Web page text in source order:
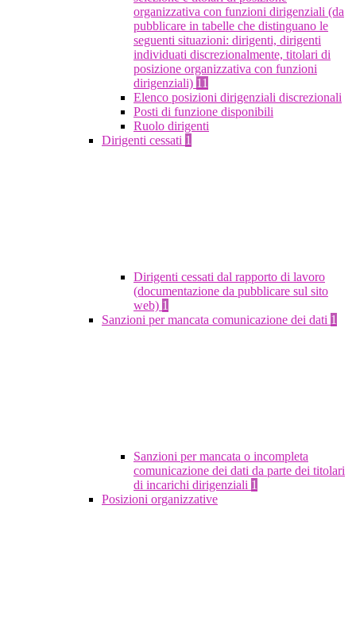
organizzativa con funzioni dirigenziali (da
pubblicare in tabelle che distinguano le
seguenti situazioni: dirigenti, dirigenti
individuati discrezionalmente, titolari di
posizione organizzativa con funzioni
dirigenziali) 11
Elenco posizioni dirigenziali discrezionali
Posti di funzione disponibili
Ruolo dirigenti
Dirigenti cessati 1
Dirigenti cessati dal rapporto di lavoro
(documentazione da pubblicare sul sito
web) 1
Sanzioni per mancata comunicazione dei dati 1
Sanzioni per mancata o incompleta
comunicazione dei dati da parte dei titolari
di incarichi dirigenziali 1
Posizioni organizzative